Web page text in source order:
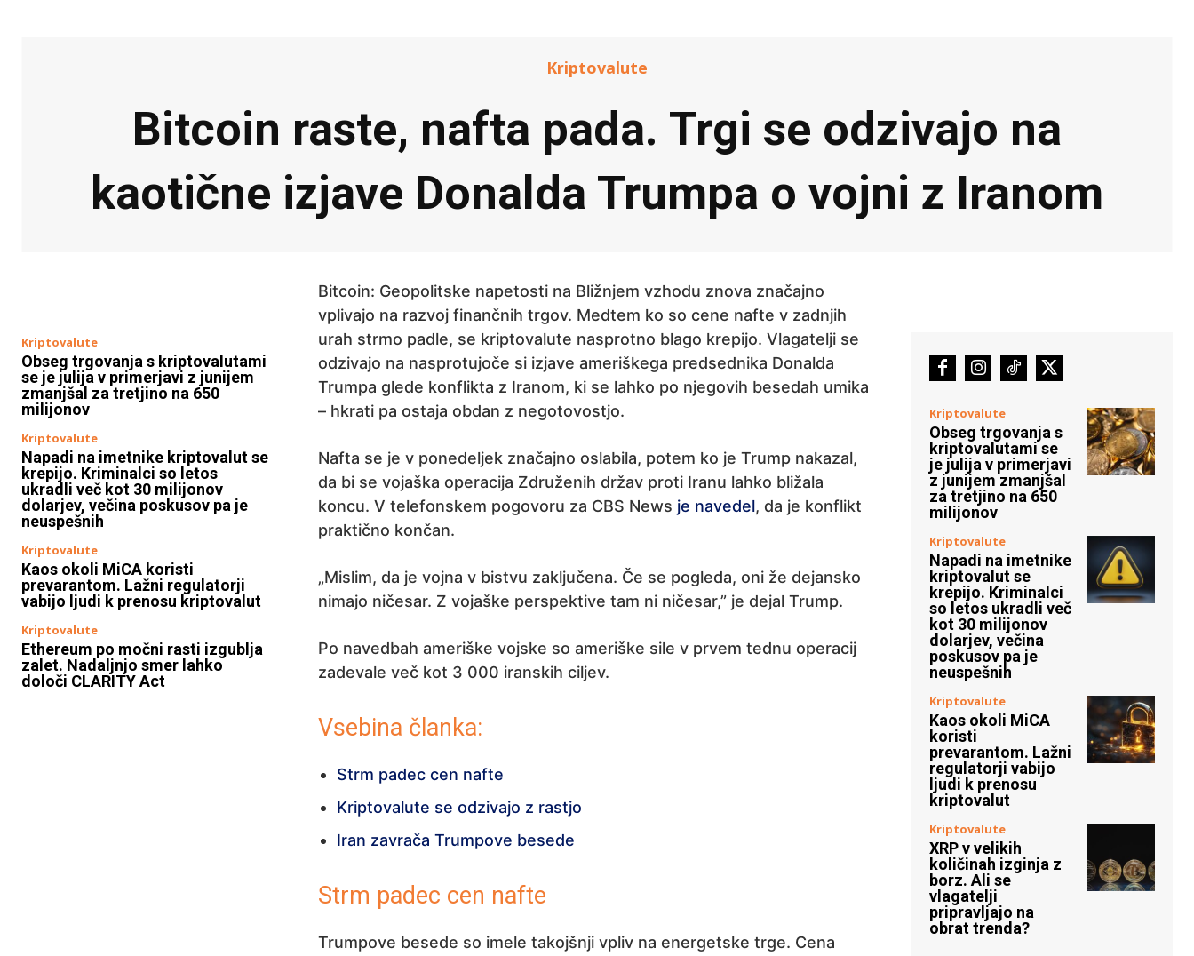
Kriptovalute
Bitcoin raste, nafta pada. Trgi se odzivajo na
kaotične izjave Donalda Trumpa o vojni z Iranom
Kriptovalute
Obseg trgovanja s kriptovalutami
se je julija v primerjavi z junijem
zmanjšal za tretjino na 650
milijonov
Kriptovalute
Napadi na imetnike kriptovalut se
krepijo. Kriminalci so letos
ukradli več kot 30 milijonov
dolarjev, večina poskusov pa je
neuspešnih
Kriptovalute
Kaos okoli MiCA koristi
prevarantom. Lažni regulatorji
vabijo ljudi k prenosu kriptovalut
Kriptovalute
Ethereum po močni rasti izgublja
zalet. Nadaljnjo smer lahko
določi CLARITY Act
Bitcoin: Geopolitske napetosti na Bližnjem vzhodu znova značajno
vplivajo na razvoj finančnih trgov. Medtem ko so cene nafte v zadnjih
urah strmo padle, se kriptovalute nasprotno blago krepijo. Vlagatelji se
odzivajo na nasprotujoče si izjave ameriškega predsednika Donalda
Trumpa glede konflikta z Iranom, ki se lahko po njegovih besedah umika
– hkrati pa ostaja obdan z negotovostjo.
Nafta se je v ponedeljek značajno oslabila, potem ko je Trump nakazal,
da bi se vojaška operacija Združenih držav proti Iranu lahko bližala
koncu. V telefonskem pogovoru za CBS News je navedel, da je konflikt
praktično končan.
„Mislim, da je vojna v bistvu zaključena. Če se pogleda, oni že dejansko
nimajo ničesar. Z vojaške perspektive tam ni ničesar,” je dejal Trump.
Po navedbah ameriške vojske so ameriške sile v prvem tednu operacij
zadevale več kot 3 000 iranskih ciljev.
Vsebina članka:
Strm padec cen nafte
Kriptovalute se odzivajo z rastjo
Iran zavrača Trumpove besede
Strm padec cen nafte
Trumpove besede so imele takojšnji vpliv na energetske trge. Cena
Kriptovalute
Obseg trgovanja s
kriptovalutami se
je julija v primerjavi
z junijem zmanjšal
za tretjino na 650
milijonov
Kriptovalute
Napadi na imetnike
kriptovalut se
krepijo. Kriminalci
so letos ukradli več
kot 30 milijonov
dolarjev, večina
poskusov pa je
neuspešnih
Kriptovalute
Kaos okoli MiCA
koristi
prevarantom. Lažni
regulatorji vabijo
ljudi k prenosu
kriptovalut
Kriptovalute
XRP v velikih
količinah izginja z
borz. Ali se
vlagatelji
pripravljajo na
obrat trenda?